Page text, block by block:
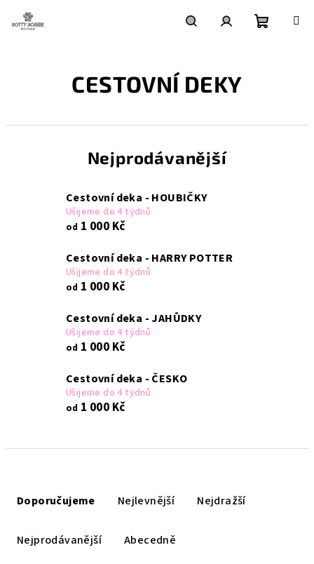
obsah
CESTOVNÍ DEKY
Nejprodávanější
Cestovní deka - HOUBIČKY
Ušijeme do 4 týdnů
od 1 000 Kč
Cestovní deka - HARRY POTTER
Ušijeme do 4 týdnů
od 1 000 Kč
Cestovní deka - JAHŮDKY
Ušijeme do 4 týdnů
od 1 000 Kč
Cestovní deka - ČESKO
Ušijeme do 4 týdnů
od 1 000 Kč
Doporučujeme Nejlevnější Nejdražší
Nejprodávanější Abecedně